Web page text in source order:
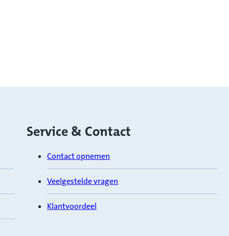
Service & Contact
Contact opnemen
Veelgestelde vragen
Klantvoordeel